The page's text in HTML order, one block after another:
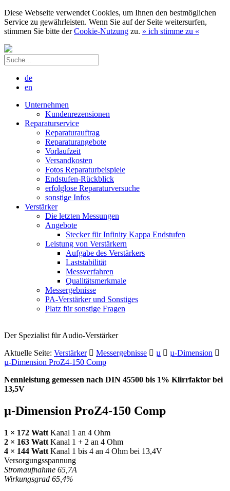
Diese Webseite verwendet Cookies, um Ihnen den bestmöglichen
Service zu gewährleisten. Wenn Sie auf der Seite weitersurfen,
stimmen Sie bitte derCookie-Nutzung zu. » ich stimme zu «
de
en
Unternehmen
Kundenrezensionen
Reparaturservice
Reparaturauftrag
Reparaturangebote
Vorlaufzeit
Versandkosten
Fotos Reparaturbeispiele
Endstufen-Rückblick
erfolglose Reparaturversuche
sonstige Infos
Verstärker
Die letzten Messungen
Angebote
Stecker für Infinity Kappa Endstufen
Leistung von Verstärkern
Aufgabe des Verstärkers
Laststabilität
Messverfahren
Qualitätsmerkmale
Messergebnisse
PA-Verstärker und Sonstiges
Platz für sonstige Fragen
Der Spezialist für Audio-Verstärker
Aktuelle Seite: Verstärker Messergebnisse µ
µ-Dimension
µ-Dimension ProZ4-150 Comp
Nennleistung gemessen nach DIN 45500 bis 1% Klirrfaktor bei
13,5V
µ-Dimension ProZ4-150 Comp
1 × 172 Watt Kanal 1 an 4 Ohm
2 × 163 Watt Kanal 1 + 2 an 4 Ohm
4 × 144 Watt Kanal 1 bis 4 an 4 Ohm bei 13,4V
Versorgungsspannung
Stromaufnahme 65,7A
Wirkungsgrad 65,4%